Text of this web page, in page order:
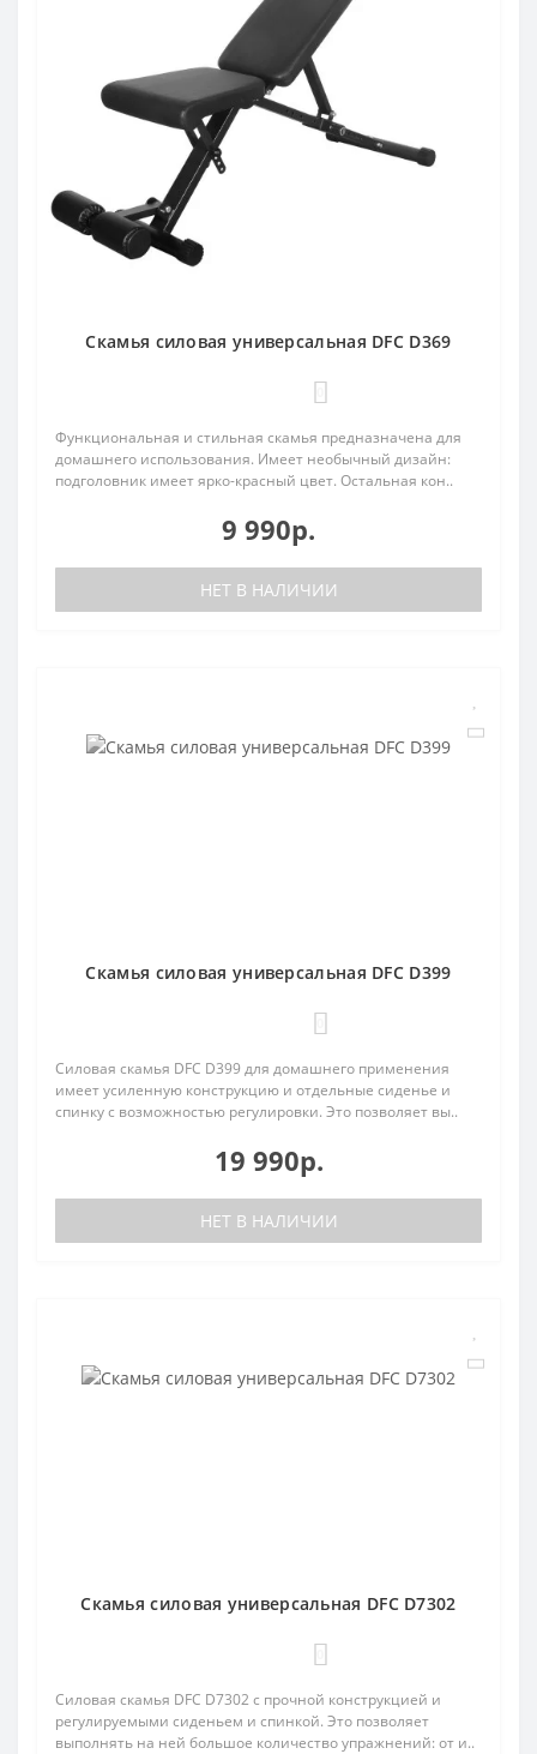
Cкамья силовая универсальная DFC D369
Функциональная и стильная скамья предназначена для
домашнего использования. Имеет необычный дизайн:
подголовник имеет ярко-красный цвет. Остальная кон..
9 990р.
НЕТ В НАЛИЧИИ
Cкамья силовая универсальная DFC D399
Силовая скамья DFC D399 для домашнего применения
имеет усиленную конструкцию и отдельные сиденье и
спинку с возможностью регулировки. Это позволяет вы..
19 990р.
НЕТ В НАЛИЧИИ
Cкамья силовая универсальная DFC D7302
Силовая скамья DFC D7302 с прочной конструкцией и
регулируемыми сиденьем и спинкой. Это позволяет
выполнять на ней большое количество упражнений: от и..